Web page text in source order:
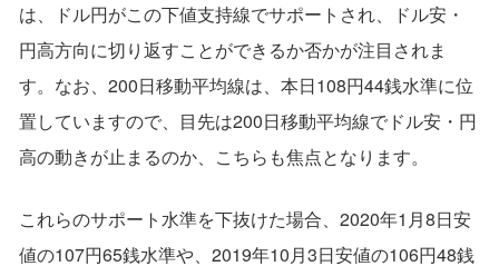
は、ドル円がこの下値支持線でサポートされ、ドル安・
円高方向に切り返すことができるか否かが注目されま
す。なお、200日移動平均線は、本日108円44銭水準に位
置していますので、目先は200日移動平均線でドル安・円
高の動きが止まるのか、こちらも焦点となります。
これらのサポート水準を下抜けた場合、2020年1月8日安
値の107円65銭水準や、2019年10月3日安値の106円48銭